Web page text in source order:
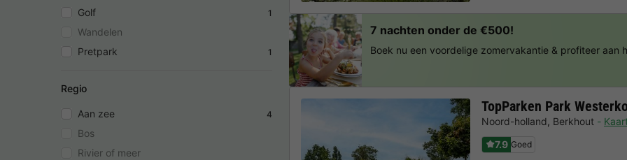
Golf
1
Wandelen
Pretpark
1
Regio
Aan zee 4
Bos
Rivier of meer
TopParken Park
Noord-holland, Berkhout
Kaart
7.9 Goed
7 nachten onder de €500!
Boek nu een voordelige zomervakantie & profiteer aan